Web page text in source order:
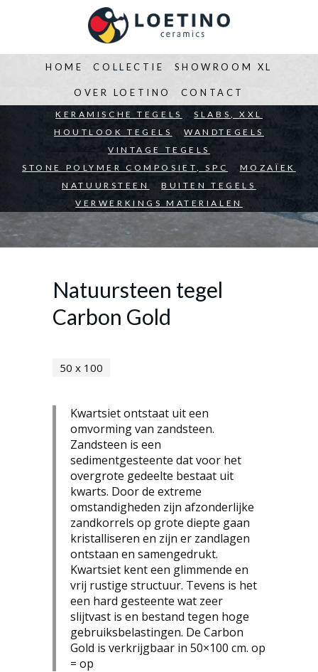
HOME
BEDRIJVEN ARCHITECTEN PARTICULIEREN
COLLECTIE
KERAMISCHE TEGELS
SLABS, XXL
HOUTLOOK TEGELS
WANDTEGELS
VINTAGE TEGELS
STONE POLYMER COMPOSIET, SPC
MOZAÏEK
NATUURSTEEN
BUITEN TEGELS
VERWERKINGS MATERIALEN
SHOWROOM XL
OVER LOETINO CONTACT
Natuursteen tegel
Carbon Gold
50 x 100
Kwartsiet ontstaat uit een
omvorming van zandsteen.
Zandsteen is een
sedimentgesteente dat voor het
overgrote gedeelte bestaat uit
kwarts. Door de extreme
omstandigheden zijn afzonderlijke
zandkorrels op grote diepte gaan
kristalliseren en zijn er zandlagen
ontstaan en samengedrukt.
Kwartsiet kent een glimmende en
vrij rustige structuur. Tevens is het
een hard gesteente wat zeer
slijtvast is en bestand tegen hoge
gebruiksbelastingen. De Carbon
Gold is verkrijgbaar in 50×100 cm. op
= op